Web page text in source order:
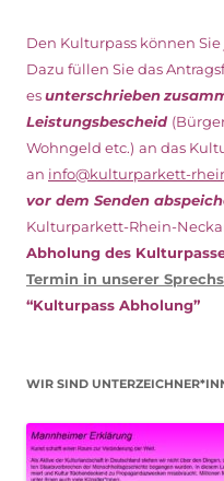
Den Kulturpass können
Dazu füllen Sie das
esunterschrieben
Leistungsbescheid
Wohngeld etc.) an das
an info@kulturparkett-
vor dem Senden
Kulturparkett-Rhein-Neckar
Abholung des
Termin in unserer
“Kulturpass Abholung”
WIR SIND